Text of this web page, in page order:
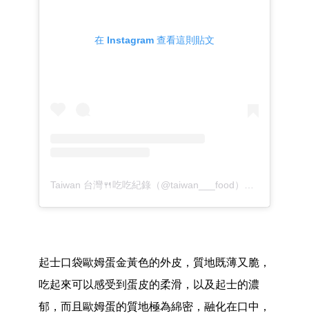
在 Instagram 查看這則貼文
起士口袋歐姆蛋金黃色的外皮，質地既薄又脆，
吃起來可以感受到蛋皮的柔滑，以及起士的濃
郁，而且歐姆蛋的質地極為綿密，融化在口中，